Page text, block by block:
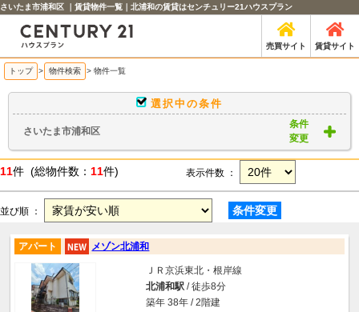
さいたま市浦和区 ｜賃貸物件一覧｜北浦和の賃貸はセンチュリー21ハウスプラン
売買サイト 賃貸サイト
トップ > 物件検索 > 物件一覧
選択中の条件
さいたま市浦和区
条件
変更
11件 (総物件数： 11件) 表示件数 ：
並び順 ： 条件変更
アパート メゾン北浦和
ＪＲ京浜東北・根岸線
北浦和駅/ 徒歩8分
築年 38年 / 2階建